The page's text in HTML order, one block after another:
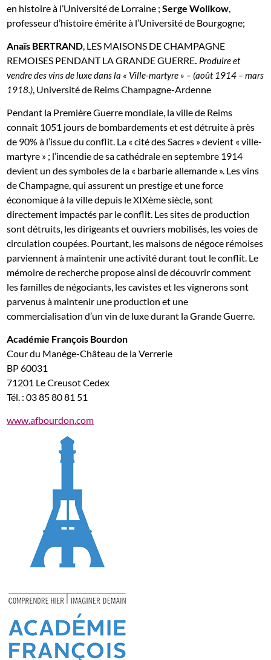
en histoire à l’Université de Lorraine ;Serge Wolikow,
professeur d’histoire émérite à l’Université de Bourgogne;
Anaïs BERTRAND, LES MAISONS DE CHAMPAGNE
REMOISES PENDANT LA GRANDE GUERRE. Produire et
vendre des vins de luxe dans la « Ville-martyre » – (août 1914 – mars
1918.), Université de Reims Champagne-Ardenne
Pendant la Première Guerre mondiale, la ville de Reims
connaît 1051 jours de bombardements et est détruite à près
de 90% à l’issue du conflit. La « cité des Sacres » devient « ville-
martyre » ; l’incendie de sa cathédrale en septembre 1914
devient un des symboles de la « barbarie allemande ». Les vins
de Champagne, qui assurent un prestige et une force
économique à la ville depuis le XIXème siècle, sont
directement impactés par le conflit. Les sites de production
sont détruits, les dirigeants et ouvriers mobilisés, les voies de
circulation coupées. Pourtant, les maisons de négoce rémoises
parviennent à maintenir une activité durant tout le conflit. Le
mémoire de recherche propose ainsi de découvrir comment
les familles de négociants, les cavistes et les vignerons sont
parvenus à maintenir une production et une
commercialisation d’un vin de luxe durant la Grande Guerre.
Académie François Bourdon
Cour du Manège-Château de la Verrerie
BP 60031
71201 Le Creusot Cedex
Tél. : 03 85 80 81 51
www.afbourdon.com